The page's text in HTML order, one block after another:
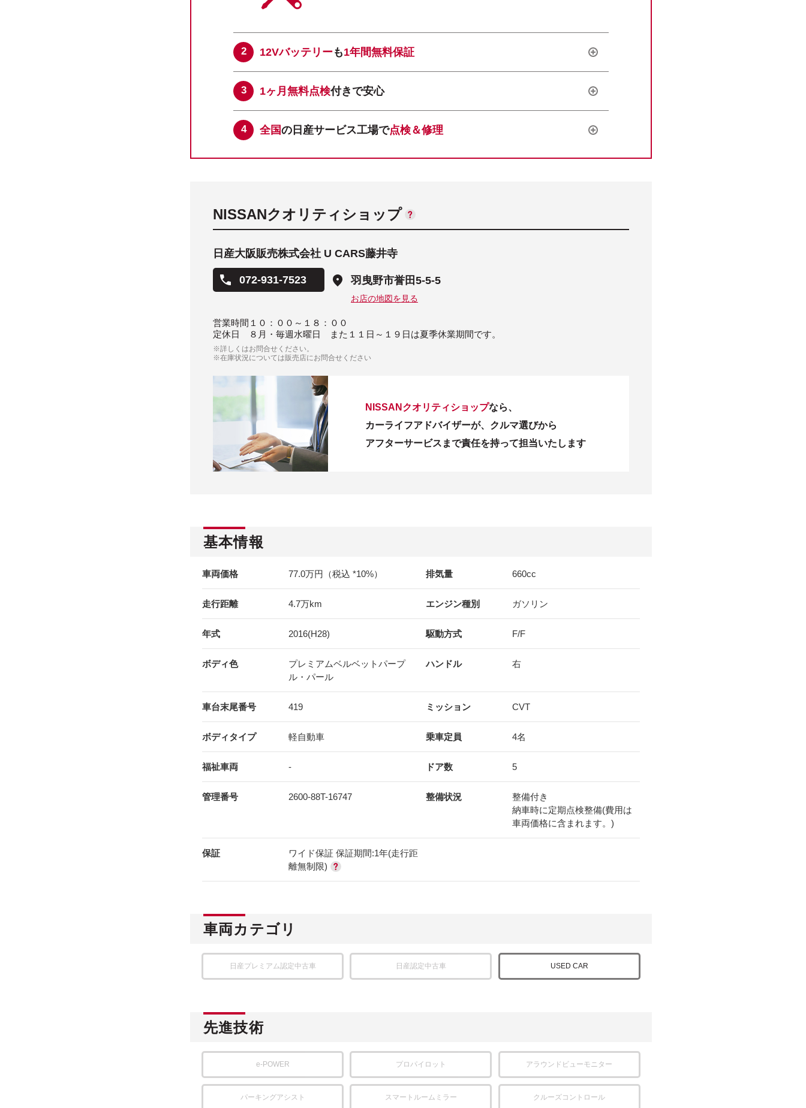
12Vバッテリーも1年間無料保証
1ヶ月無料点検付きで安心
全国の日産サービス工場で点検＆修理
NISSANクオリティショップ
日産大阪販売株式会社 U CARS藤井寺
072-931-7523 羽曳野市誉田5-5-5
お店の地図を見る
営業時間 １０：００～１８：００
定休日
８月・毎週水曜日 また１１日～１９日は夏季休業期間です。
※詳しくはお問合せください。
※在庫状況については販売店にお問合せください
NISSANクオリティショップなら、
カーライフアドバイザーが、クルマ選びから
アフターサービスまで責任を持って担当いたします
基本情報
車両価格 77.0万円（税込 *10%） 排気量 660cc
走行距離 4.7万km エンジン種別 ガソリン
年式 2016(H28) 駆動方式 F/F
ボディ色
プレミアムベルベットパープ
ル・パール
ハンドル 右
車台末尾番号 419 ミッション CVT
ボディタイプ 軽自動車 乗車定員 4名
福祉車両 - ドア数 5
管理番号 2600-88T-16747 整備状況
整備付き
納車時に定期点検整備(費用は
車両価格に含まれます。)
保証
ワイド保証 保証期間:1年(走行距
離無制限)
車両カテゴリ
日産プレミアム認定中古車 日産認定中古車 USED CAR
先進技術
e-POWER プロパイロット アラウンドビューモニター
パーキングアシスト スマートルームミラー クルーズコントロール